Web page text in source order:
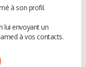
à son profil.
lui envoyant un
à vos contacts.